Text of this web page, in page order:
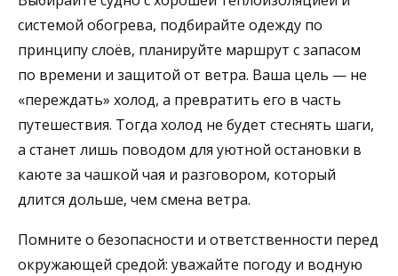
системой обогрева, подбирайте одежду по
принципу слоёв, планируйте маршрут с запасом
по времени и защитой от ветра. Ваша цель — не
«переждать» холод, а превратить его в часть
путешествия. Тогда холод не будет стеснять шаги,
а станет лишь поводом для уютной остановки в
каюте за чашкой чая и разговором, который
длится дольше, чем смена ветра.
Помните о безопасности и ответственности перед
окружающей средой: уважайте погоду и водную